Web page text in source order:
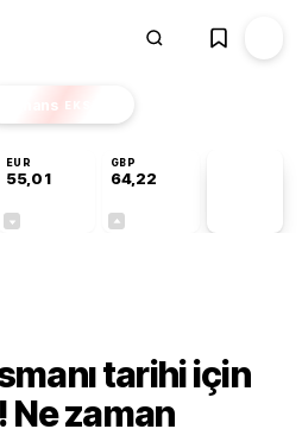
Finans EKSTRA
EUR
55,01
GBP
64,22
tarihi için
Ne zaman